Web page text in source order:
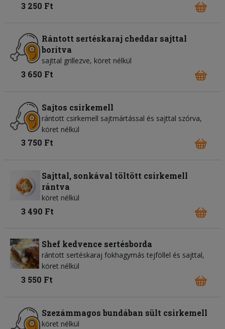
3 250 Ft
Rántott sertéskaraj cheddar sajttal
borítva
sajttal grillezve, köret nélkül
3 650 Ft
Sajtos csirkemell
rántott csirkemell sajtmártással és sajttal szórva,
köret nélkül
3 750 Ft
Sajttal, sonkával töltött csirkemell
rántva
köret nélkül
3 490 Ft
Shef kedvence sertésborda
rántott sertéskaraj fokhagymás tejföllel és sajttal,
köret nélkül
3 550 Ft
Szezámmagos bundában sült csirkemell
köret nélkül